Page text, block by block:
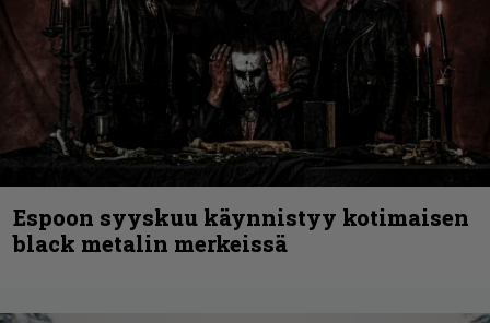
Espoon syyskuu käynnistyy kotimaisen
black metalin merkeissä